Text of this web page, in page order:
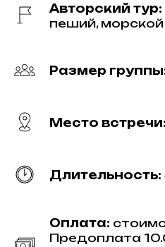
Авторский тур:
пеший, морской
Размер
Место встречи:
Длительность:
Оплата:
Предоплата